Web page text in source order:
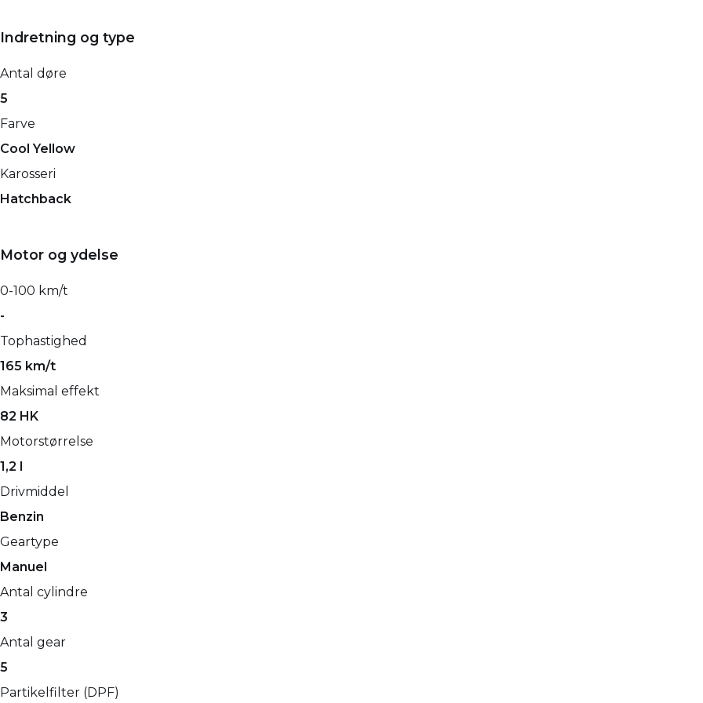
Indretning og type
Antal døre
5
Farve
Cool Yellow
Karosseri
Hatchback
Motor og ydelse
0-100 km/t
-
Tophastighed
165 km/t
Maksimal effekt
82 HK
Motorstørrelse
1,2 l
Drivmiddel
Benzin
Geartype
Manuel
Antal cylindre
3
Antal gear
5
Partikelfilter (DPF)